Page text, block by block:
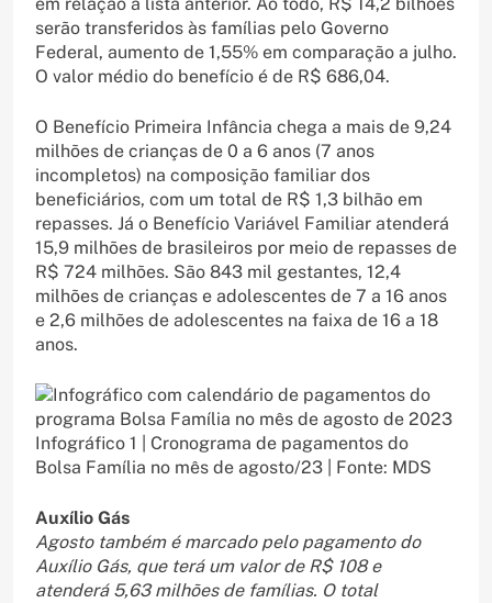
em relação à lista anterior. Ao todo, R$ 14,2 bilhões
serão transferidos às famílias pelo Governo
Federal, aumento de 1,55% em comparação a julho.
O valor médio do benefício é de R$ 686,04.
O Benefício Primeira Infância chega a mais de 9,24
milhões de crianças de 0 a 6 anos (7 anos
incompletos) na composição familiar dos
beneficiários, com um total de R$ 1,3 bilhão em
repasses. Já o Benefício Variável Familiar atenderá
15,9 milhões de brasileiros por meio de repasses de
R$ 724 milhões. São 843 mil gestantes, 12,4
milhões de crianças e adolescentes de 7 a 16 anos
e 2,6 milhões de adolescentes na faixa de 16 a 18
anos.
Infográfico 1 | Cronograma de pagamentos do
Bolsa Família no mês de agosto/23 | Fonte: MDS
Auxílio Gás
Agosto também é marcado pelo pagamento do
Auxílio Gás, que terá um valor de R$ 108 e
atenderá 5,63 milhões de famílias. O total